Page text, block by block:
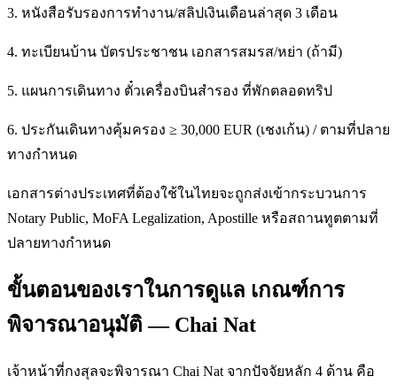
3. หนังสือรับรองการทำงาน/สลิปเงินเดือนล่าสุด 3 เดือน
4. ทะเบียนบ้าน บัตรประชาชน เอกสารสมรส/หย่า (ถ้ามี)
5. แผนการเดินทาง ตั๋วเครื่องบินสำรอง ที่พักตลอดทริป
6. ประกันเดินทางคุ้มครอง ≥ 30,000 EUR (เชงเก้น) / ตามที่ปลาย
ทางกำหนด
เอกสารต่างประเทศที่ต้องใช้ในไทยจะถูกส่งเข้ากระบวนการ
Notary Public, MoFA Legalization, Apostille หรือสถานทูตตามที่
ปลายทางกำหนด
ขั้นตอนของเราในการดูแล เกณฑ์การ
พิจารณาอนุมัติ — Chai Nat
เจ้าหน้าที่กงสุลจะพิจารณา Chai Nat จากปัจจัยหลัก 4 ด้าน คือ